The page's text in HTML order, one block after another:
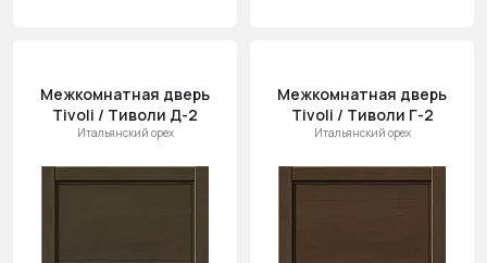
Межкомнатная дверь
Tivoli / Тиволи Д-2
Итальянский орех
Межкомнатная дверь
Tivoli / Тиволи Г-2
Итальянский орех